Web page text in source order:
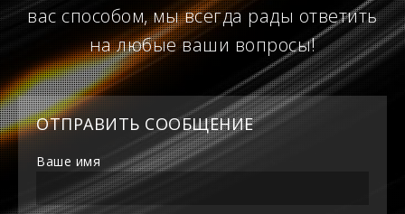
вас способом, мы всегда рады ответить
на любые ваши вопросы!
ОТПРАВИТЬ СООБЩЕНИЕ
Ваше имя